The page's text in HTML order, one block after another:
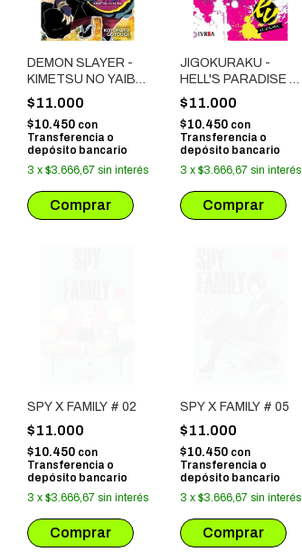
DEMON SLAYER -
KIMETSU NO YAIBA
# 09
$11.000
$10.450 con
Transferencia o
depósito bancario
3 x $3.666,67 sin interés
JIGOKURAKU -
HELL'S PARADISE #
01
$11.000
$10.450 con
Transferencia o
depósito bancario
3 x $3.666,67 sin interés
SPY X FAMILY # 02
$11.000
$10.450 con
Transferencia o
depósito bancario
3 x $3.666,67 sin interés
SPY X FAMILY # 05
$11.000
$10.450 con
Transferencia o
depósito bancario
3 x $3.666,67 sin interés